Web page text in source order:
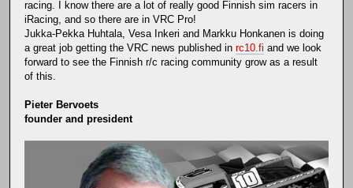
racing. I know there are a lot of really good Finnish sim racers in
iRacing, and so there are in VRC Pro!
Jukka-Pekka Huhtala, Vesa Inkeri and Markku Honkanen is doing
a great job getting the VRC news published in rc10.fi and we look
forward to see the Finnish r/c racing community grow as a result
of this.
Pieter Bervoets
founder and president